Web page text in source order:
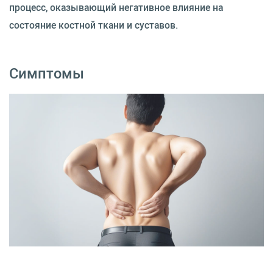
процесс, оказывающий негативное влияние на
состояние костной ткани и суставов.
Симптомы